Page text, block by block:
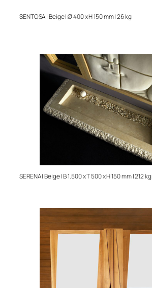
SENTOSA | Beige | Ø 400 x H 150 mm | 26 kg
SERENA | Beige | B 1.500 x T 500 x H 150 mm | 212 kg